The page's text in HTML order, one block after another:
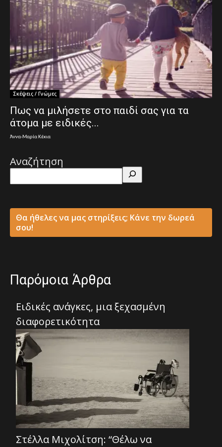
Σκέψεις / Γνώμες
Πως να μιλήσετε στο παιδί σας για τα
άτομα με ειδικές...
Άννα-Μαρία Κέκια
Αναζήτηση
Θα ήθελες να μας στηρίξεις; Κάνε την δωρεά
σου!
Παρόμοια Άρθρα
Ειδικές ανάγκες, μια ξεχασμένη
διαφορετικότητα
Στέλλα Μιχολίτση: “Θέλω να